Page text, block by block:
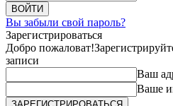
Вы забыли свой пароль?
Зарегистрироваться
Добро пожаловат!
записи
Ваш
Ваше